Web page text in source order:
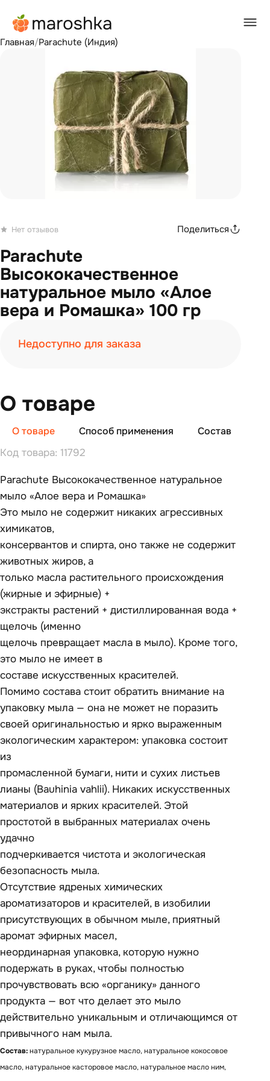
Главная/Parachute (Индия)
Нет отзывов Поделиться
Parachute
Высококачественное
натуральное мыло «Алое
вера и Ромашка» 100 гр
Недоступно для заказа
О товаре
О товаре Способ применения Состав
Код товара: 11792
Parachute Высококачественное натуральное
мыло «Алое вера и Ромашка»
Это мыло не содержит никаких агрессивных
химикатов,
консервантов и спирта, оно также не содержит
животных жиров, а
только масла растительного происхождения
(жирные и эфирные) +
экстракты растений + дистиллированная вода +
щелочь (именно
щелочь превращает масла в мыло). Кроме того,
это мыло не имеет в
составе искусственных красителей.
Помимо состава стоит обратить внимание на
упаковку мыла — она не может не поразить
своей оригинальностью и ярко выраженным
экологическим характером: упаковка состоит
из
промасленной бумаги, нити и сухих листьев
лианы (Bauhinia vahlii). Никаких искусственных
материалов и ярких красителей. Этой
простотой в выбранных материалах очень
удачно
подчеркивается чистота и экологическая
безопасность мыла.
Отсутствие ядреных химических
ароматизаторов и красителей, в изобилии
присутствующих в обычном мыле, приятный
аромат эфирных масел,
неординарная упаковка, которую нужно
подержать в руках, чтобы полностью
прочувствовать всю «органику» данного
продукта — вот что делает это мыло
действительно уникальным и отличающимся от
привычного нам мыла.
Состав:натуральное кукурузное масло, натуральное кокосовое
масло, натуральное касторовое масло, натуральное масло ним,